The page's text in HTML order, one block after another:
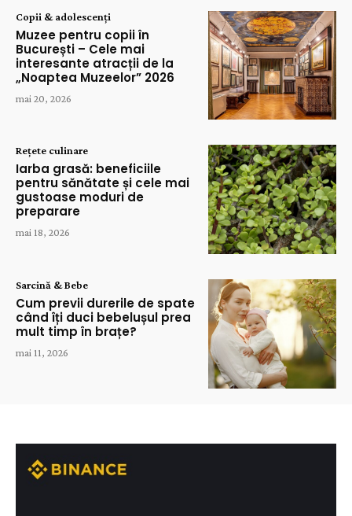
Copii & adolescenți
Muzee pentru copii în
București – Cele mai
interesante atracții de la
„Noaptea Muzeelor” 2026
mai 20, 2026
Rețete culinare
Iarba grasă: beneficiile
pentru sănătate și cele mai
gustoase moduri de
preparare
mai 18, 2026
Sarcină & Bebe
Cum previi durerile de spate
când îți duci bebelușul prea
mult timp în brațe?
mai 11, 2026